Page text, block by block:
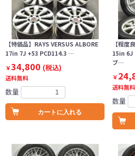
【特価品】RAYS VERSUS ALBORE
17in 7J +53 PCD114.3 …
￥34,800 (税込)
送料無料
数量
カートに入れる
【程度
15in 6J
ブ…
￥
送料無料
数量